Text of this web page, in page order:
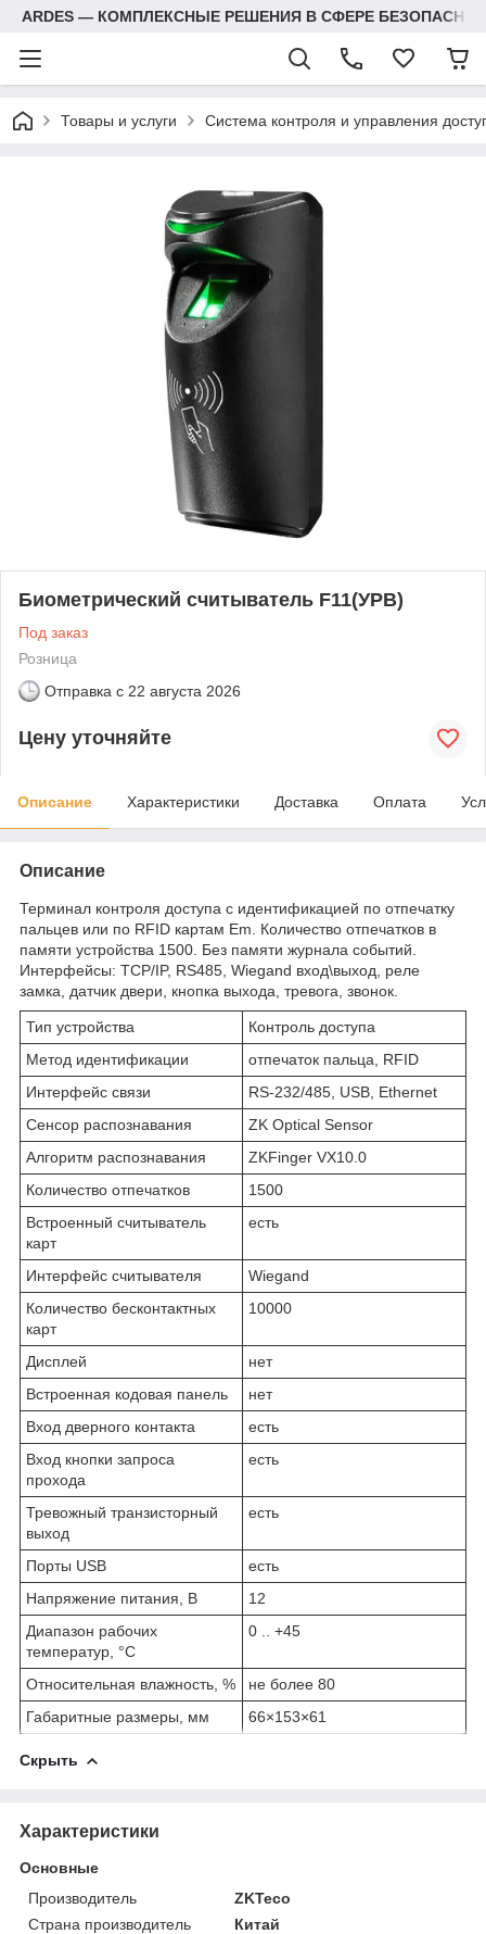
ARDES — КОМПЛЕКСНЫЕ РЕШЕНИЯ В СФЕРЕ
Товары и услуги Система контроля и управления
Биометрический считыватель F11(УРВ)
Под заказ
Розница
Отправка с 22 августа 2026
Цену уточняйте
Описание Характеристики Доставка Оплата
Описание
Терминал контроля доступа с идентификацией по отпечатку
пальцев или по RFID картам Em. Количество отпечатков в
памяти устройства 1500. Без памяти журнала событий.
Интерфейсы: TCP/IP, RS485, Wiegand вход\выход, реле
замка, датчик двери, кнопка выхода, тревога, звонок.
Тип устройства
Контроль доступа
Метод идентификации
отпечаток пальца, RFID
Интерфейс связи
RS-232/485, USB, Ethernet
Сенсор распознавания
ZK Optical Sensor
Алгоритм распознавания
ZKFinger VX10.0
Количество отпечатков
1500
Встроенный считыватель
карт
есть
Интерфейс считывателя
Wiegand
Количество бесконтактных
карт
10000
Дисплей
нет
Встроенная кодовая панель
нет
Вход дверного контакта
есть
Вход кнопки запроса
прохода
есть
Тревожный транзисторный
выход
есть
Порты USB
есть
Напряжение питания, В
12
Диапазон рабочих
температур, °C
0 .. +45
Относительная влажность, %
не более 80
Габаритные размеры, мм
66×153×61
Скрыть
Характеристики
Основные
Производитель
ZKTeco
Страна производитель
Китай